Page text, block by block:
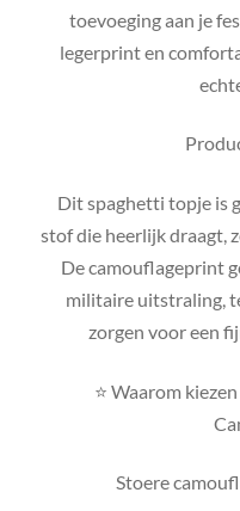
toevoeging aan je
legerprint en
Dit spaghetti topje is
stof die heerlijk draagt,
De camouflageprint
militaire uitstraling,
zorgen voor een
⭐ Waarom
Stoere